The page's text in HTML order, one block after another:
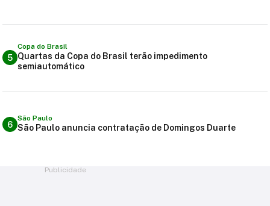
5
Copa do Brasil
Quartas da Copa do Brasil terão impedimento
semiautomático
6
São Paulo
São Paulo anuncia contratação de Domingos Duarte
Publicidade